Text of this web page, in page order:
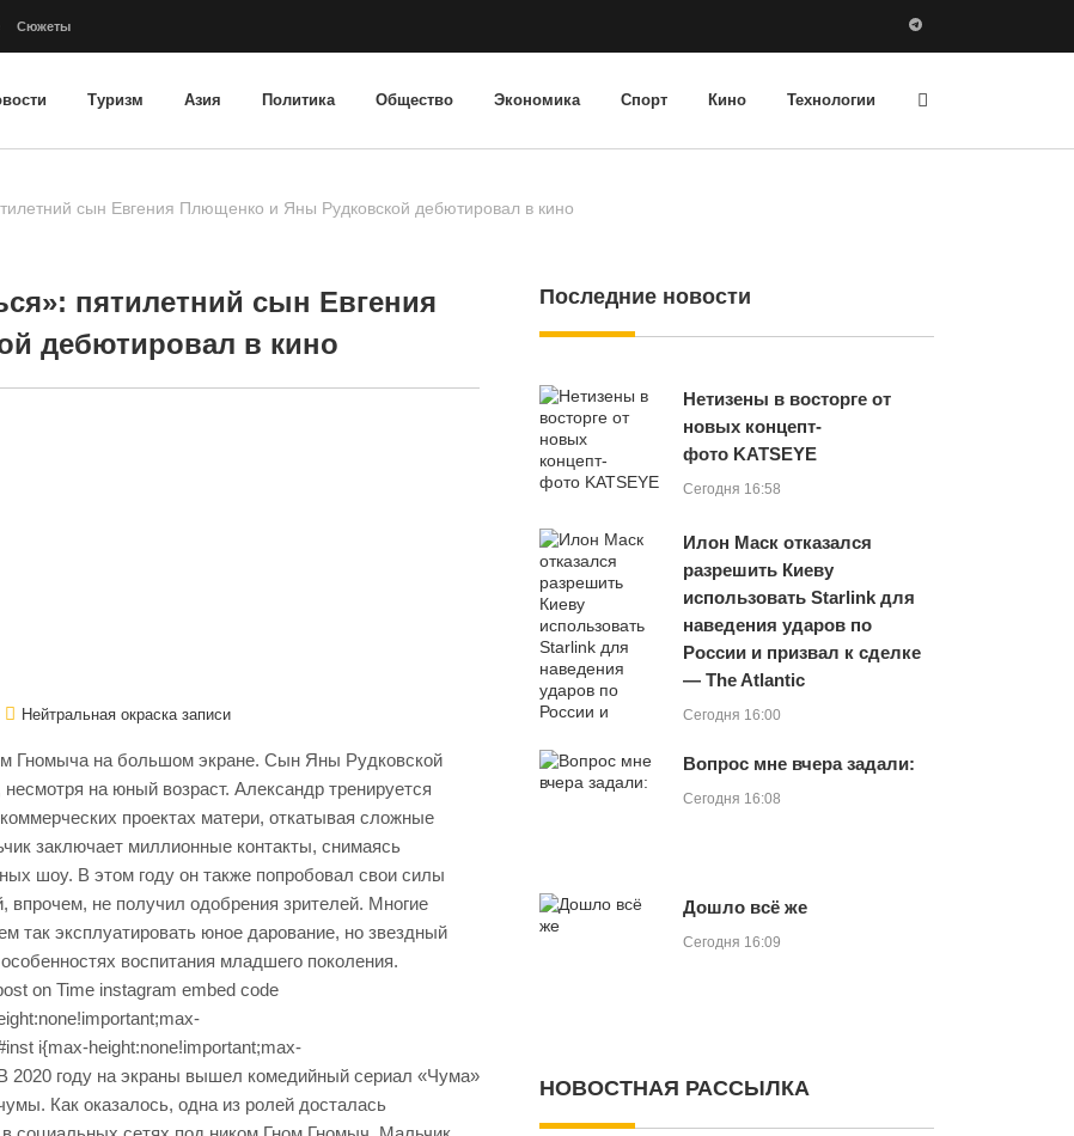
Сюжеты
Туризм Азия Политика Общество Экономика Спорт Кино Технологии
сын Евгения Плющенко и Яны Рудковской дебютировал в кино
пятилетний сын Евгения
дебютировал в кино
Нейтральная окраска записи
Гномыча на большом экране. Сын Яны Рудковской
на юный возраст. Александр тренируется
проектах матери, откатывая сложные
заключает миллионные контакты, снимаясь
шоу. В этом году он также попробовал свои силы
впрочем, не получил одобрения зрителей. Многие
так эксплуатировать юное дарование, но звездный
особенностях воспитания младшего поколения.
Time instagram embed code
i{max-height:none!important;max-
2020 году на экраны вышел комедийный сериал «Чума»
Как оказалось, одна из ролей досталась
Последние новости
Нетизены в восторге от
новых концепт-
фото KATSEYE
Сегодня 16:58
Илон Маск отказался
разрешить Киеву
использовать Starlink для
наведения ударов по
России и призвал к сделке
— The Atlantic
Сегодня 16:00
Вопрос мне вчера задали:
Сегодня 16:08
Дошло всё же
Сегодня 16:09
НОВОСТНАЯ РАССЫЛКА